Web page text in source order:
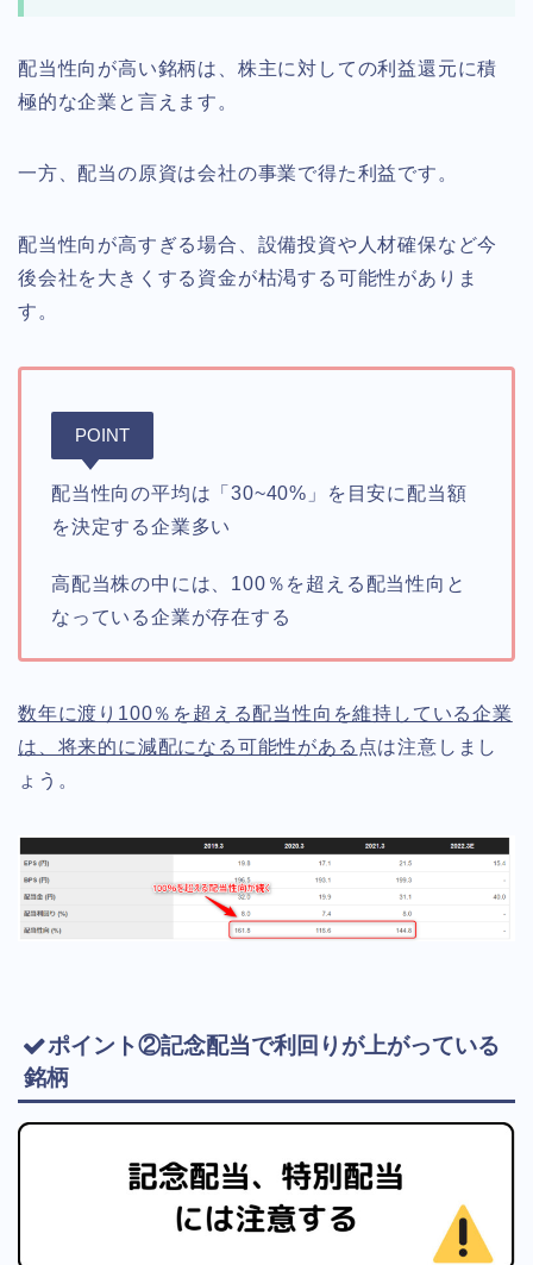
配当性向が高い銘柄は、株主に対しての利益還元に積
極的な企業と言えます。
一方、配当の原資は会社の事業で得た利益です。
配当性向が高すぎる場合、設備投資や人材確保など今
後会社を大きくする資金が枯渇する可能性がありま
す。
POINT
配当性向の平均は「30~40%」を目安に配当額
を決定する企業多い
高配当株の中には、100％を超える配当性向と
なっている企業が存在する
数年に渡り100％を超える配当性向を維持している企業
は、将来的に減配になる可能性がある 点は注意しまし
ょう。
ポイント②記念配当で利回りが上がっている
銘柄